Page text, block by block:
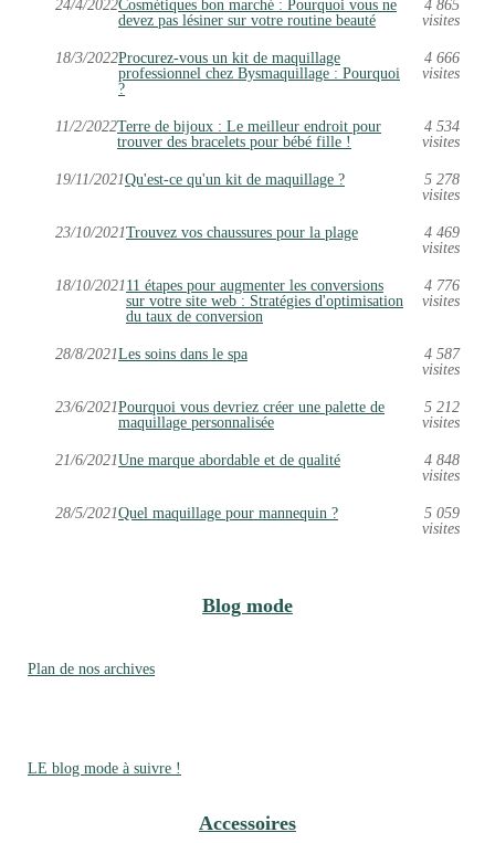
24/4/2022Cosmétiques bon marché : Pourquoi vous ne
devez pas lésiner sur votre routine beauté
4 865
visites
18/3/2022Procurez-vous un kit de maquillage
professionnel chez Bysmaquillage : Pourquoi
?
4 666
visites
11/2/2022Terre de bijoux : Le meilleur endroit pour
trouver des bracelets pour bébé fille !
4 534
visites
19/11/2021Qu'est-ce qu'un kit de maquillage ?
5 278
visites
23/10/2021Trouvez vos chaussures pour la plage
4 469
visites
18/10/202111 étapes pour augmenter les conversions
sur votre site web : Stratégies d'optimisation
du taux de conversion
4 776
visites
28/8/2021Les soins dans le spa
4 587
visites
23/6/2021Pourquoi vous devriez créer une palette de
maquillage personnalisée
5 212
visites
21/6/2021Une marque abordable et de qualité
4 848
visites
28/5/2021Quel maquillage pour mannequin ?
5 059
visites
Blog mode
Plan de nos archives
LE blog mode à suivre !
Accessoires